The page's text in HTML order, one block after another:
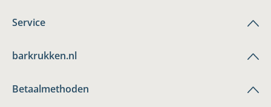
Service
barkrukken.nl
Betaalmethoden